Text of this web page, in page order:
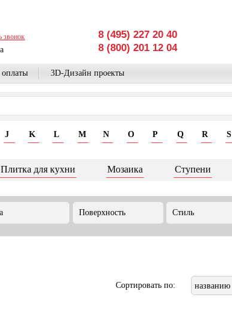
звонок
8 (495) 227 20 40
8 (800) 201 12 04
3D-Дизайн проекты
J K L M N O P Q R S
Плитка для кухни Мозаика Ступени
Поверхность Стиль
Сортировать по: названию